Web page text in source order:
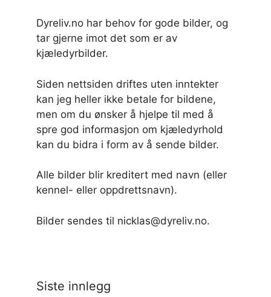
Dyreliv.no har behov for gode bilder, og
tar gjerne imot det som er av
kjæledyrbilder.
Siden nettsiden driftes uten inntekter
kan jeg heller ikke betale for bildene,
men om du ønsker å hjelpe til med å
spre god informasjon om kjæledyrhold
kan du bidra i form av å sende bilder.
Alle bilder blir kreditert med navn (eller
kennel- eller oppdrettsnavn).
Bilder sendes til nicklas@dyreliv.no.
Siste innlegg